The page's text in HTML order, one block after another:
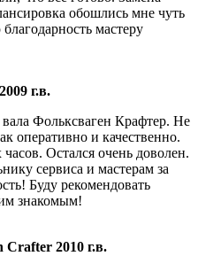
обошлись мне чуть
мастеру
г.в.
Фольксваген Крафтер. Не
оперативно и качественно.
Остался очень доволен.
сервиса и мастерам за
Буду рекомендовать
знакомым!
Crafter 2010 г.в.